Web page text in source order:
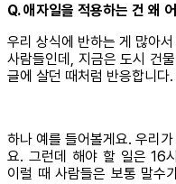
Q. 애자일을 적용하는 건 왜
우리 상식에 반하는 게 많아
사람들인데, 지금은 도시 건
글에 살던 때처럼 반응합니
하나 예를 들어볼게요. 우리
요. 그런데 해야 할 일은 16
이럴 때 사람들은 보통 말수